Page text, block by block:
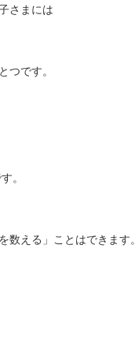
さまには
つです。
。
数える」ことはできます。